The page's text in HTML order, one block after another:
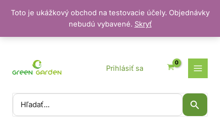
Toto je ukážkový obchod na testovacie účely. Objednávky
nebudú vybavené. Skryť
Vyhľadať:
Prihlásiť sa